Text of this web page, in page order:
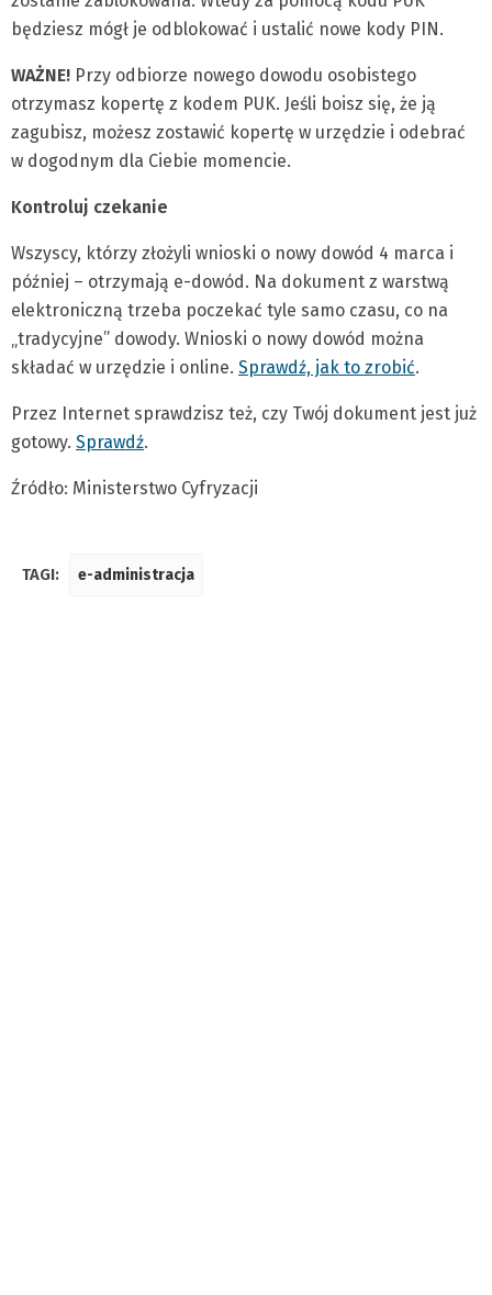
będziesz mógł je odblokować i ustalić nowe kody PIN.
WAŻNE! Przy odbiorze nowego dowodu osobistego
otrzymasz kopertę z kodem PUK. Jeśli boisz się, że ją
zagubisz, możesz zostawić kopertę w urzędzie i odebrać
w dogodnym dla Ciebie momencie.
Kontroluj czekanie
Wszyscy, którzy złożyli wnioski o nowy dowód 4 marca i
później – otrzymają e-dowód. Na dokument z warstwą
elektroniczną trzeba poczekać tyle samo czasu, co na
„tradycyjne” dowody. Wnioski o nowy dowód można
składać w urzędzie i online. Sprawdź, jak to zrobić.
Przez Internet sprawdzisz też, czy Twój dokument jest już
gotowy. Sprawdź.
Źródło: Ministerstwo Cyfryzacji
TAGI: e-administracja